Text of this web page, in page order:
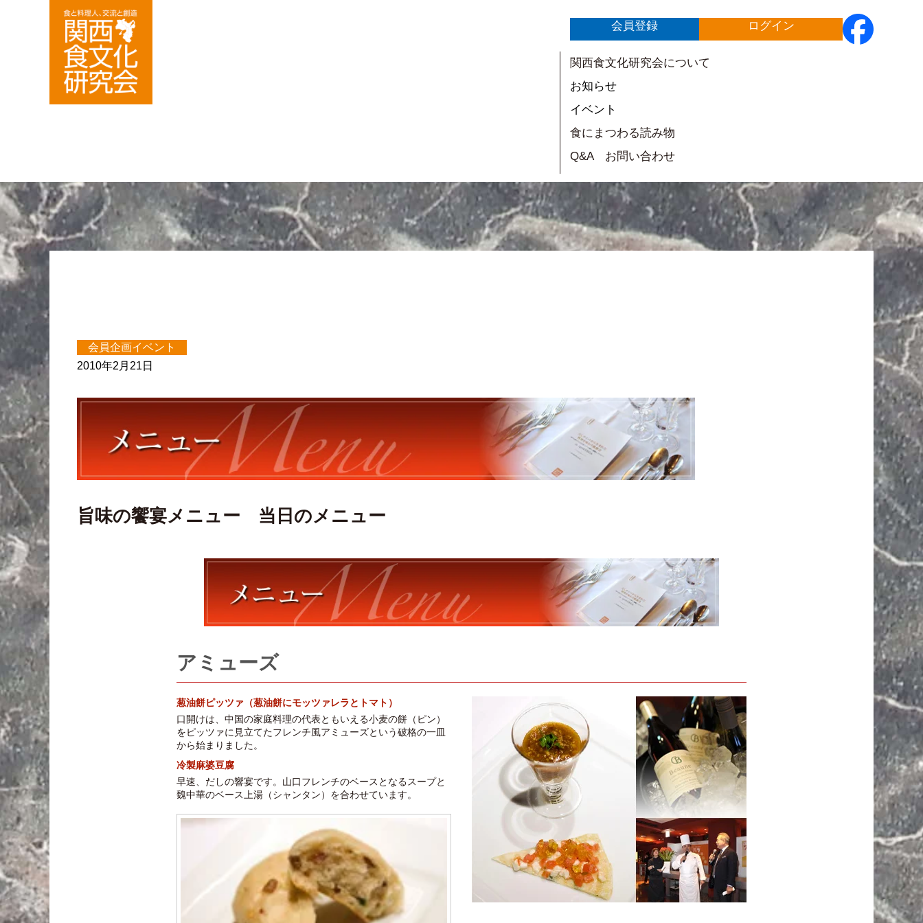
会員登録 ログイン
関西食文化研究会について
お知らせ
イベント
食にまつわる読み物
Q&A お問い合わせ
会員企画イベント
2010年2月21日
旨味の饗宴メニュー 当日のメニュー
アミューズ
葱油餅ピッツァ（葱油餅にモッツァレラとトマト）
口開けは、中国の家庭料理の代表ともいえる小麦の餅（ピン）
をピッツァに見立てたフレンチ風アミューズという破格の一皿
から始まりました。
冷製麻婆豆腐
早速、だしの響宴です。山口フレンチのベースとなるスープと
魏中華のベース上湯（シャンタン）を合わせています。